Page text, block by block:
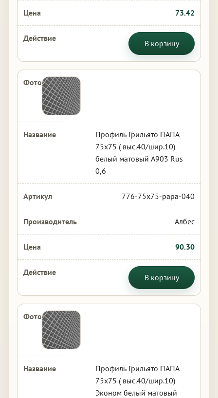
73.42
В корзину
Профиль Грильято ПАПА
75х75 ( выс.40/шир.10)
белый матовый А903 Rus
0,6
776-75x75-papa-040
Албес
90.30
В корзину
Профиль Грильято ПАПА
75х75 ( выс.40/шир.10)
Эконом белый матовый